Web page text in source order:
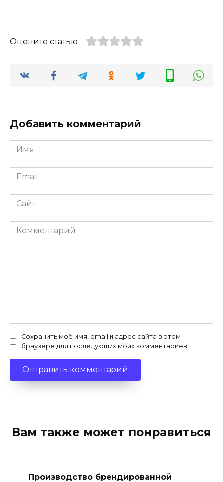
Оцените статью
Добавить комментарий
Имя
*
Email
*
Сайт
Комментарий
Сохранить моё имя, email и адрес сайта в этом
браузере для последующих моих комментариев.
Вам также может понравиться
Производство брендированной